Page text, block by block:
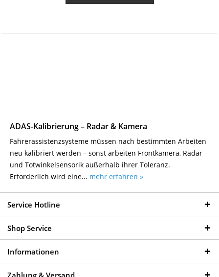
ADAS-Kalibrierung – Radar & Kamera
Fahrerassistenzsysteme müssen nach bestimmten Arbeiten
neu kalibriert werden – sonst arbeiten Frontkamera, Radar
und Totwinkelsensorik außerhalb ihrer Toleranz.
Erforderlich wird eine... mehr erfahren »
Service Hotline
Shop Service
Informationen
Zahlung & Versand